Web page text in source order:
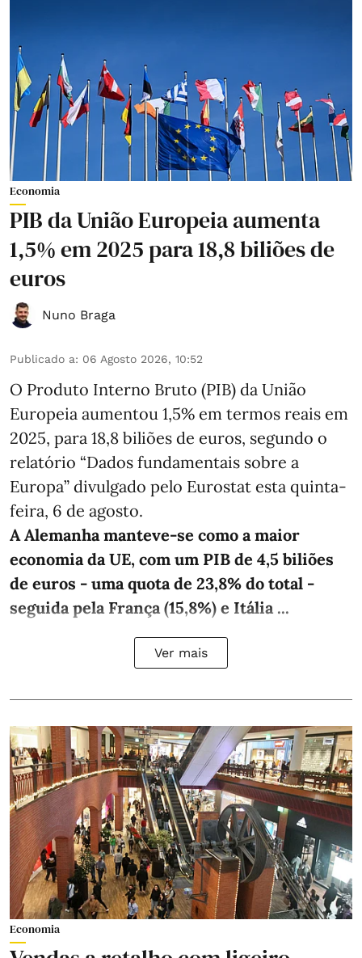
Economia
PIB da União Europeia aumenta
1,5% em 2025 para 18,8 biliões de
euros
Nuno Braga
Publicado a: 06 Agosto 2026, 10:52
O Produto Interno Bruto (PIB) da União
Europeia aumentou 1,5% em termos reais em
2025, para 18,8 biliões de euros, segundo o
relatório “Dados fundamentais sobre a
Europa” divulgado pelo Eurostat esta quinta-
feira, 6 de agosto.
A Alemanha manteve‑se como a maior
economia da UE, com um PIB de 4,5 biliões
de euros - uma quota de 23,8% do total -
seguida pela França (15,8%) e Itália ...
Ver mais
Economia